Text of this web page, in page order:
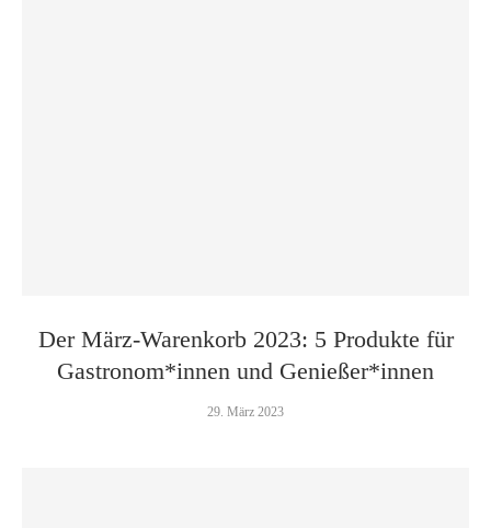
Der März-Warenkorb 2023: 5 Produkte für
Gastronom*innen und Genießer*innen
29. März 2023